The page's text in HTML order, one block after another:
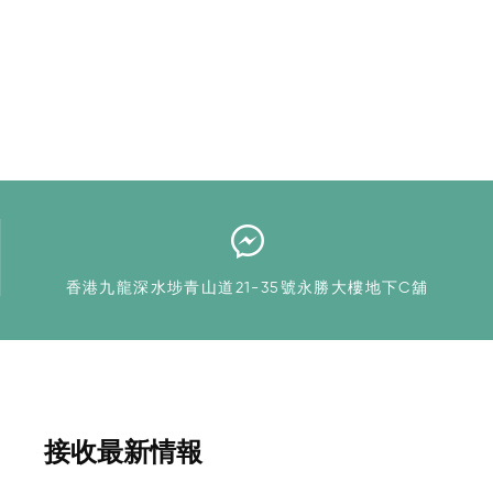
香港九龍深水埗青山道21-35號永勝大樓地下C舖
接收最新情報